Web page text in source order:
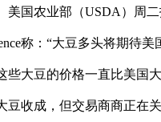
国农业部（USDA）周
称：“大豆多头将期待
大豆的价格一直比美国大
收成，但交易商商正在